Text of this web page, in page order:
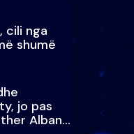
cili nga
shumë
jo pas
Albania